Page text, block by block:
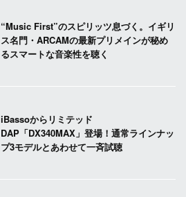
“Music First”のスピリッツ息づく。イギリ
ス名門・ARCAMの最新プリメインが秘め
るスマートな音楽性を聴く
iBassoからリミテッド
DAP「DX340MAX」登場！通常ラインナッ
プ3モデルとあわせて一斉試聴